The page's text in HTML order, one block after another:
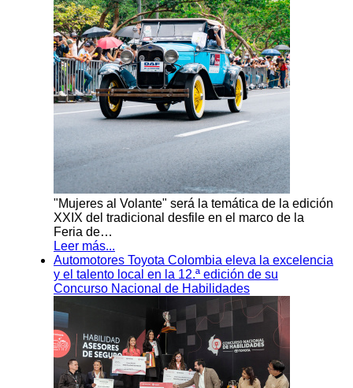
"Mujeres al Volante" será la temática de la edición
XXIX del tradicional desfile en el marco de la
Feria de…
Leer más...
Automotores Toyota Colombia eleva la excelencia
y el talento local en la 12.ª edición de su
Concurso Nacional de Habilidades